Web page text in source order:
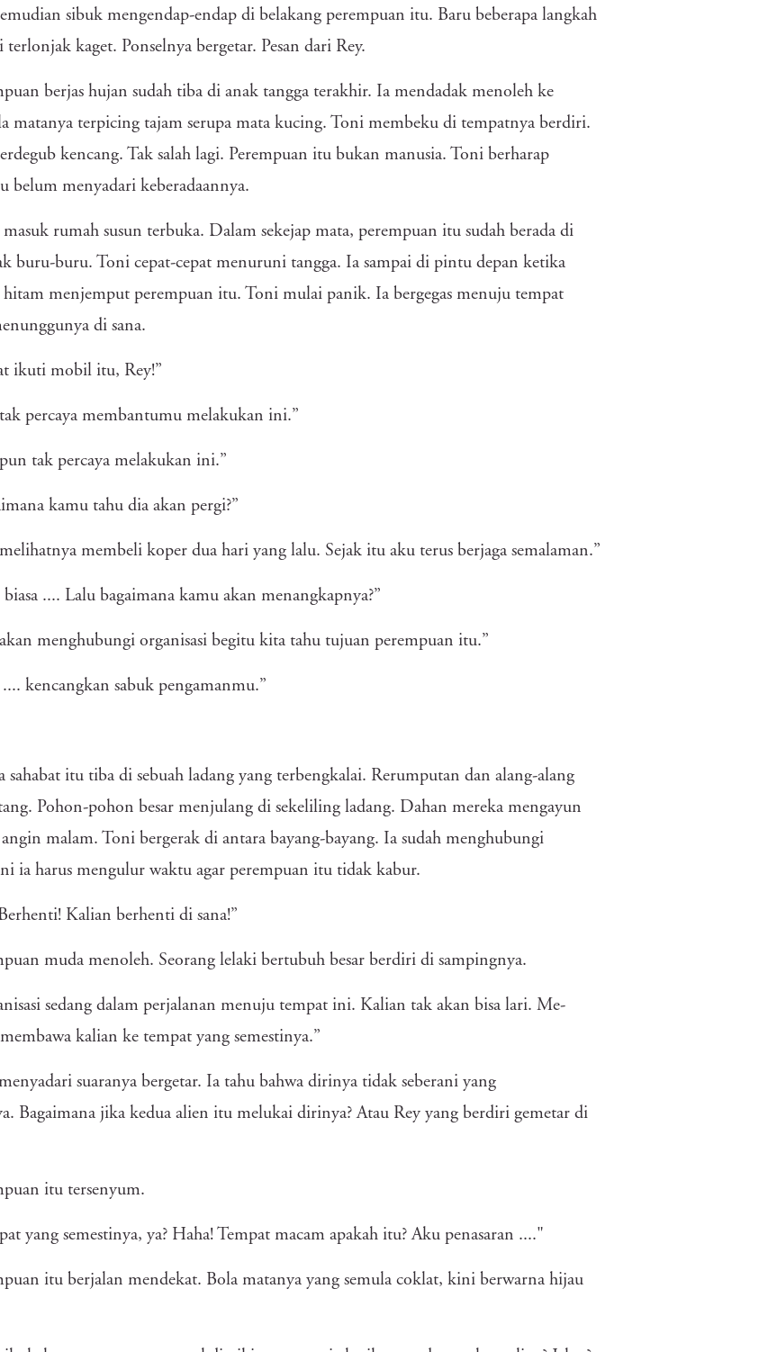
sibuk mengendap-endap di belakang perempuan itu. Baru beberapa langkah
terlonjak kaget. Ponselnya bergetar. Pesan dari Rey.
berjas hujan sudah tiba di anak tangga terakhir. Ia mendadak menoleh ke
matanya terpicing tajam serupa mata kucing. Toni membeku di tempatnya berdiri.
kencang. Tak salah lagi. Perempuan itu bukan manusia. Toni berharap
belum menyadari keberadaannya.
rumah susun terbuka. Dalam sekejap mata, perempuan itu sudah berada di
buru-buru. Toni cepat-cepat menuruni tangga. Ia sampai di pintu depan ketika
hitam menjemput perempuan itu. Toni mulai panik. Ia bergegas menuju tempat
di sana.
ikuti mobil itu, Rey!”
percaya membantumu melakukan ini.”
tak percaya melakukan ini.”
kamu tahu dia akan pergi?”
membeli koper dua hari yang lalu. Sejak itu aku terus berjaga semalaman.”
biasa .... Lalu bagaimana kamu akan menangkapnya?”
menghubungi organisasi begitu kita tahu tujuan perempuan itu.”
kencangkan sabuk pengamanmu.”
sahabat itu tiba di sebuah ladang yang terbengkalai. Rerumputan dan alang-alang
Pohon-pohon besar menjulang di sekeliling ladang. Dahan mereka mengayun
malam. Toni bergerak di antara bayang-bayang. Ia sudah menghubungi
ia harus mengulur waktu agar perempuan itu tidak kabur.
Kalian berhenti di sana!”
muda menoleh. Seorang lelaki bertubuh besar berdiri di sampingnya.
sedang dalam perjalanan menuju tempat ini. Kalian tak akan bisa lari. Me-
kalian ke tempat yang semestinya.”
suaranya bergetar. Ia tahu bahwa dirinya tidak seberani yang
Bagaimana jika kedua alien itu melukai dirinya? Atau Rey yang berdiri gemetar di
itu tersenyum.
yang semestinya, ya? Haha! Tempat macam apakah itu? Aku penasaran ...."
itu berjalan mendekat. Bola matanya yang semula coklat, kini berwarna hijau